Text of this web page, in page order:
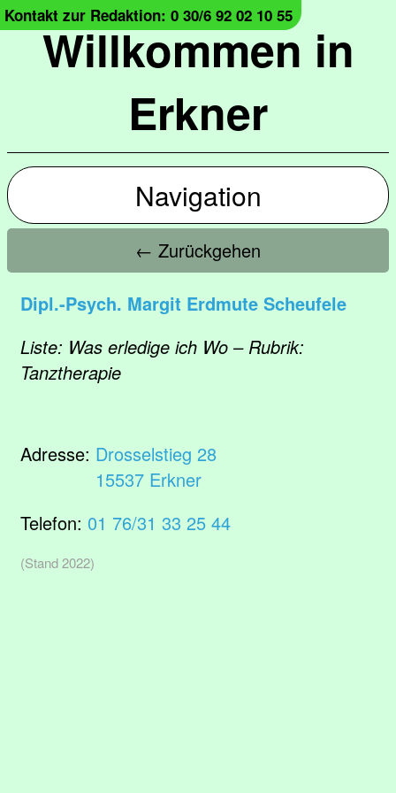
Willkommen in
Erkner
Kontakt zur Redaktion: 0 30/6 92 02 10 55
Navigation
← Zurückgehen
Dipl.-Psych. Margit Erdmute Scheufele
Liste: Was erledige ich Wo – Rubrik:
Tanztherapie
Adresse: Drosselstieg 28
15537 Erkner
Telefon: 01 76/31 33 25 44
(Stand 2022)